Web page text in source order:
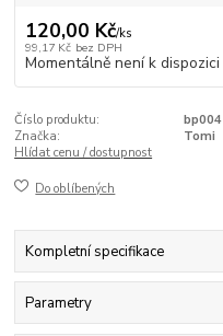
120,00 Kč/ks
99,17 Kč bez DPH
Momentálně není k dispozici
Číslo produktu:
bp004
Značka:
Tomi
Hlídat cenu / dostupnost
Do oblíbených
Kompletní specifikace
Parametry